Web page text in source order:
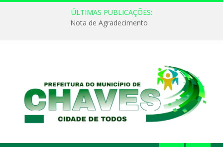
ÚLTIMAS PUBLICAÇÕES:
Nota de Agradecimento